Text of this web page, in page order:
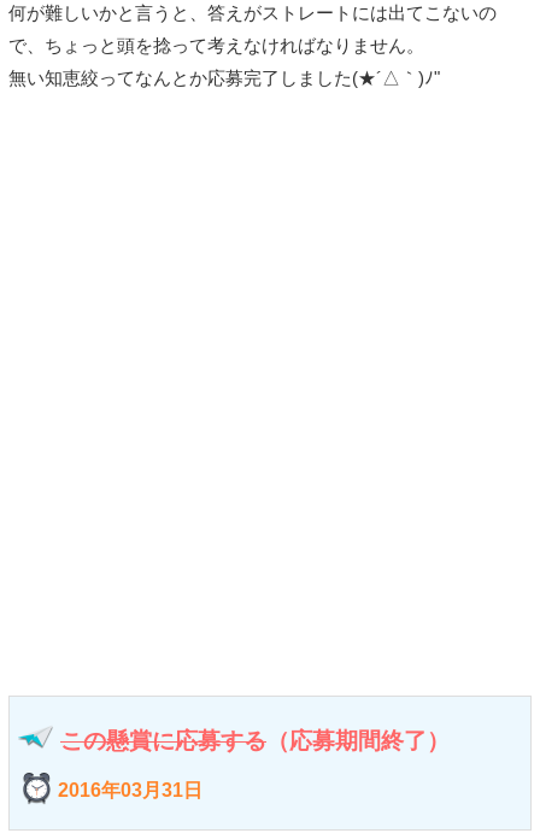
何が難しいかと言うと、答えがストレートには出てこないの
で、ちょっと頭を捻って考えなければなりません。
無い知恵絞ってなんとか応募完了しました(★´△｀)ﾉ"
この懸賞に応募する （応募期間終了）
2016年03月31日